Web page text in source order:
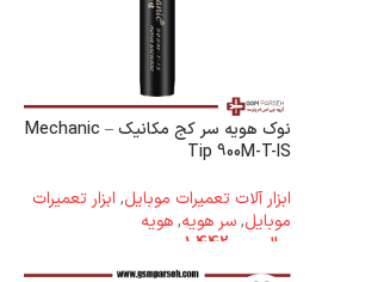
نوک هویه سر کج مکانیک – Mechanic
Tip 900M-T-IS
ابزار آلات تعمیرات موبایل, ابزار تعمیرات
موبایل,سر هویه,هویه
ریال